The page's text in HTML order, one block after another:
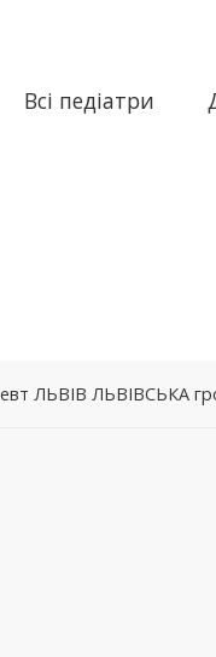
Всі педіатри
ЛЬВІВ ЛЬВІВСЬКА